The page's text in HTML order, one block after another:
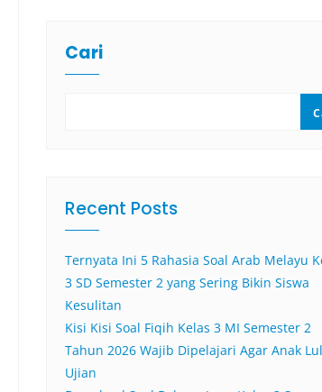
Cari
Recent Posts
Ternyata Ini 5 Rahasia Soal Arab Melayu
3 SD Semester 2 yang Sering Bikin Siswa
Kesulitan
Kisi Kisi Soal Fiqih Kelas 3 MI Semester 2
Tahun 2026 Wajib Dipelajari Agar Anak
Ujian